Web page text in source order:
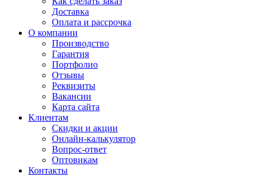
Доставка
Оплата и рассрочка
О компании
Производство
Гарантия
Портфолио
Отзывы
Реквизиты
Вакансии
Карта сайта
Клиентам
Скидки и акции
Онлайн-калькулятор
Вопрос-ответ
Оптовикам
Контакты